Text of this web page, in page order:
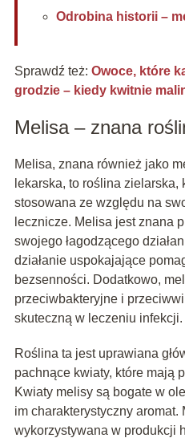
Odrobina historii –
Sprawdź też: Owoce, które
grodzie – kiedy kwitnie
Melisa – znana
Melisa, znana również jako
lekarska, to roślina zielarska,
stosowana ze względu na
lecznicze. Melisa jest znana
swojego łagodzącego
działanie uspokajające
bezsenności. Dodatkowo,
przeciwbakteryjne i
skuteczną w leczeniu infekcji.
Roślina ta jest uprawiana
pachnące kwiaty, które mają
Kwiaty melisy są bogate w
im charakterystyczny aromat.
wykorzystywana w produkcji